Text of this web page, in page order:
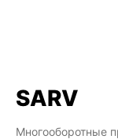
SARV
Многооборотные